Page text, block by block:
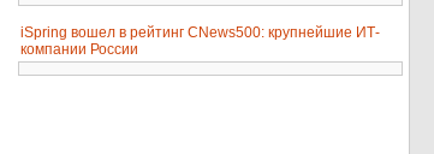
iSpring вошел в рейтинг CNews500: крупнейшие ИТ-
компании России